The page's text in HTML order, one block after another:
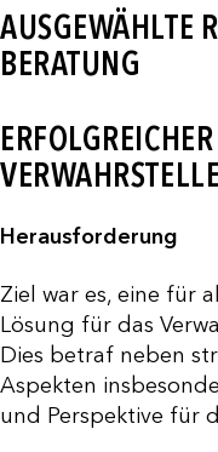
AUSGEWÄHLTE
BERATUNG
VERWAHRSTELLE
Herausforderung
Ziel war es, eine für
Lösung für das
Dies betraf neben
Aspekten
und Perspektive für